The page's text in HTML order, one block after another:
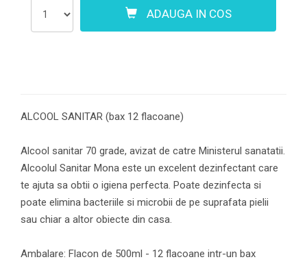
ADAUGA IN COS
ALCOOL SANITAR (bax 12 flacoane)
Alcool sanitar 70 grade, avizat de catre Ministerul sanatatii.
Alcoolul Sanitar Mona este un excelent dezinfectant care
te ajuta sa obtii o igiena perfecta. Poate dezinfecta si
poate elimina bacteriile si microbii de pe suprafata pielii
sau chiar a altor obiecte din casa.
Ambalare: Flacon de 500ml - 12 flacoane intr-un bax